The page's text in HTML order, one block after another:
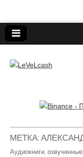
МЕТКА:
Аудиокниги,